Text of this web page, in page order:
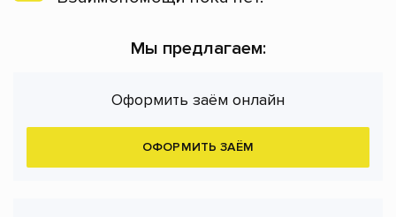
Мы предлагаем:
Оформить заём онлайн
ОФОРМИТЬ ЗАЁМ